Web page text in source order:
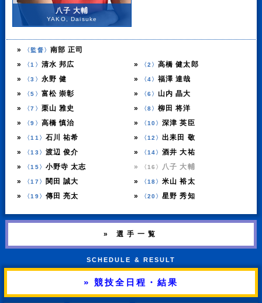
八子 大輔
YAKO, Daisuke
» 〈監督〉 南部 正司
»
〈1〉 清水 邦広 » 〈2〉 高橋 健太郎
»
〈3〉 永野 健 » 〈4〉福澤 達哉
»
〈5〉 富松 崇彰 » 〈6〉 山内 晶大
»
〈7〉 栗山 雅史 » 〈8〉柳田 将洋
»
〈9〉 高橋 慎治 » 〈10〉深津 英臣
»
〈11〉 石川 祐希 » 〈12〉出耒田 敬
»
〈13〉 渡辺 俊介 » 〈14〉酒井 大祐
»
〈15〉 小野寺 太志 » 〈16〉
八子 大輔
»
〈17〉 関田 誠大 » 〈18〉米山 裕太
»
〈19〉 傳田 亮太 » 〈20〉星野 秀知
» 選手一覧
SCHEDULE & RESULT
» 競技全日程・結果